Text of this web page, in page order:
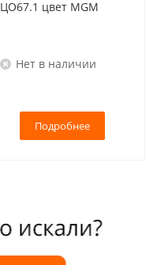
ЦО67.1 цвет MGM
Нет в наличии
Подробнее